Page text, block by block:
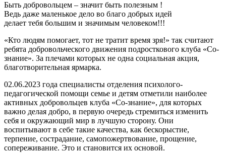
Быть добровольцем – значит быть полезным !
Ведь даже маленькое дело во благо добрых идей
делает тебя большим и значимым человеком!!!
«Кто людям помогает, тот не тратит время зря!» так считают
ребята добровольческого движения подросткового клуба «Со-
знание». За плечами которых не одна социальная акция,
благотворительная ярмарка.
02.06.2023 года специалисты отделения психолого-
педагогической помощи семье и детям отметили наиболее
активных добровольцев клуба «Со-знание», для которых
важно делая добро, в первую очередь стремиться изменить
себя и окружающий мир в лучшую сторону. Они
воспитывают в себе такие качества, как бескорыстие,
терпение, сострадание, самопожертвование, прощение,
сопереживание. Это и становится их основой.